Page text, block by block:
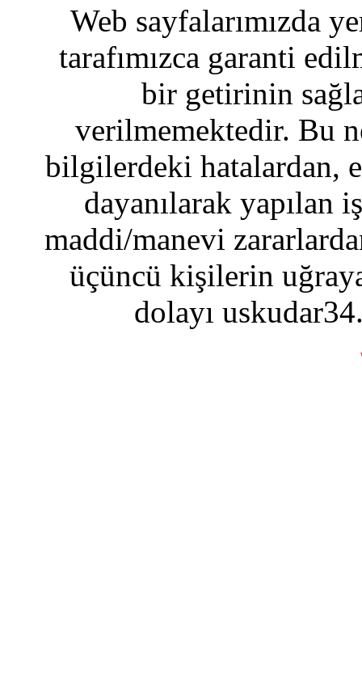
Web sayfalarımızda
tarafımızca garanti
bir getirinin
verilmemektedir. Bu
bilgilerdeki hatalardan,
dayanılarak yapılan
maddi/manevi
üçüncü kişilerin
dolayı